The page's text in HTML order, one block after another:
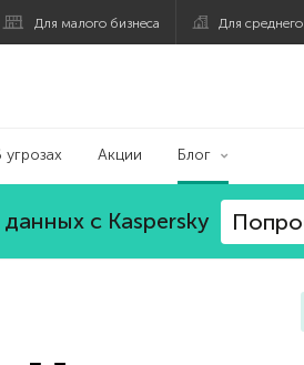
Для малого бизнеса Для
Акции Блог
с Kaspersky